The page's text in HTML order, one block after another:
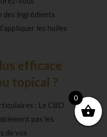
des ingrédients
les huiles
efficace
topical ?
: Le CBD
pas les
de vos
0